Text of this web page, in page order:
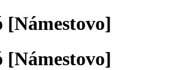
[Námestovo]
[Námestovo]